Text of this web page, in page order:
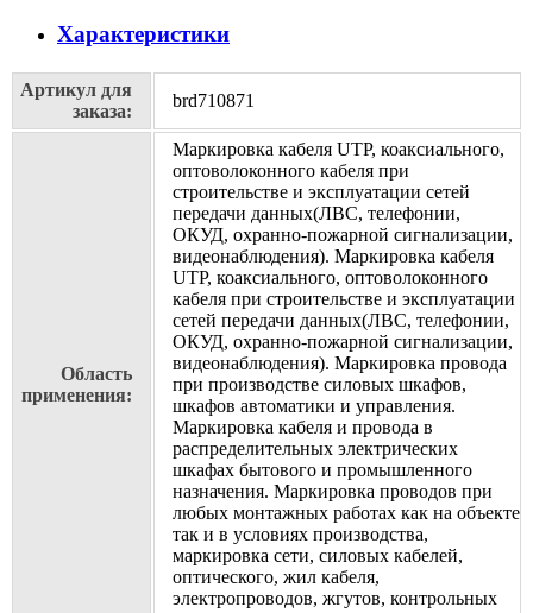
Характеристики
Артикул для
заказа:
brd710871
Область
применения:
Маркировка кабеля UTP, коаксиального,
оптоволоконного кабеля при
строительстве и эксплуатации сетей
передачи данных(ЛВС, телефонии,
ОКУД, охранно-пожарной сигнализации,
видеонаблюдения). Маркировка кабеля
UTP, коаксиального, оптоволоконного
кабеля при строительстве и эксплуатации
сетей передачи данных(ЛВС, телефонии,
ОКУД, охранно-пожарной сигнализации,
видеонаблюдения). Маркировка провода
при производстве силовых шкафов,
шкафов автоматики и управления.
Маркировка кабеля и провода в
распределительных электрических
шкафах бытового и промышленного
назначения. Маркировка проводов при
любых монтажных работах как на объекте
так и в условиях производства,
маркировка сети, силовых кабелей,
оптического, жил кабеля,
электропроводов, жгутов, контрольных